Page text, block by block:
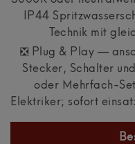
IP44
Technik mit
❎ Plug & Play —
Stecker, Schalter
oder Mehrfach-
Elektriker; sofort